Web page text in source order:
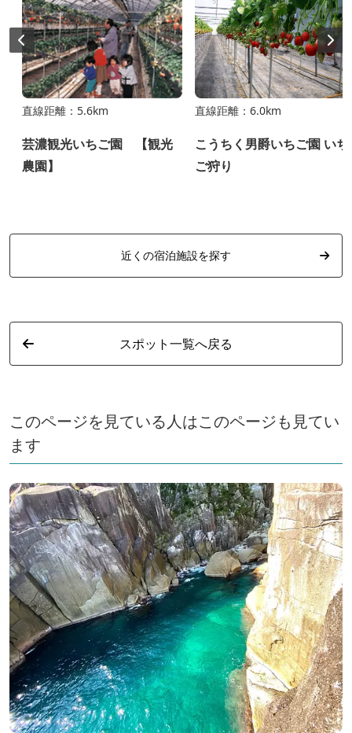
直線距離：5.6km
芸濃観光いちご園 【観光
農園】
直線距離：6.0km
こうちく男爵いちご園 いち
ご狩り
近くの宿泊施設を探す
スポット一覧へ戻る
このページを見ている人はこのページも見てい
ます